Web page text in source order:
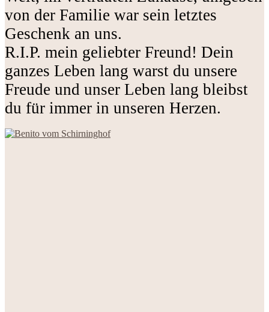
von der Familie war sein letztes
Geschenk an uns.
R.I.P. mein geliebter Freund! Dein
ganzes Leben lang warst du unsere
Freude und unser Leben lang bleibst
du für immer in unseren Herzen.